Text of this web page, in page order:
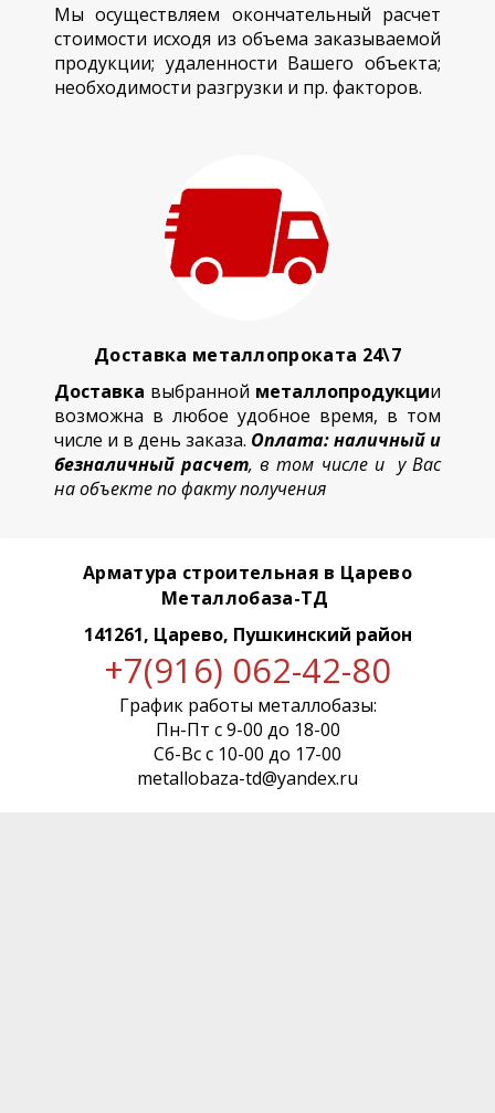
Мы осуществляем окончательный расчет
стоимости исходя из объема заказываемой
продукции; удаленности Вашего объекта;
необходимости разгрузки и пр. факторов.
Доставка металлопроката 24\7
Доставка выбранной металлопродукции
возможна в любое удобное время, в том
числе и в день заказа. Оплата: наличный и
безналичный расчет, в том числе и у Вас
на объекте по факту получения
Арматура строительная в Царево
Металлобаза-ТД
141261, Царево, Пушкинский район
+7(916) 062-42-80
График работы металлобазы:
Пн-Пт с 9-00 до 18-00
Сб-Вс с 10-00 до 17-00
metallobaza-td@yandex.ru